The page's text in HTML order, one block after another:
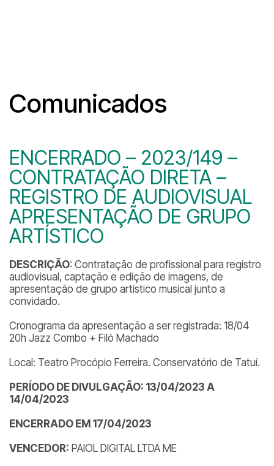
Comunicados
ENCERRADO – 2023/149 –
CONTRATAÇÃO DIRETA –
REGISTRO DE AUDIOVISUAL
APRESENTAÇÃO DE GRUPO
ARTÍSTICO
DESCRIÇÃO: Contratação de profissional para registro
audiovisual, captação e edição de imagens, de
apresentação de grupo artístico musical junto a
convidado.
Cronograma da apresentação a ser registrada: 18/04
20h Jazz Combo + Filó Machado
Local: Teatro Procópio Ferreira. Conservatório de Tatuí.
PERÍODO DE DIVULGAÇÃO: 13/04/2023 A
14/04/2023
ENCERRADO EM 17/04/2023
VENCEDOR: PAIOL DIGITAL LTDA ME